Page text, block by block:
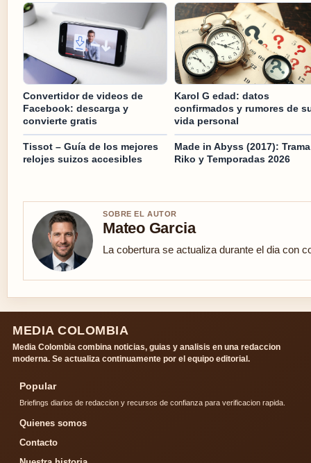
Convertidor de videos de
Facebook: descarga y
convierte gratis
Karol G edad: datos
confirmados y rumores de
vida personal
Tissot – Guía de los mejores
relojes suizos accesibles
Made in Abyss (2017):
Riko y Temporadas 2026
SOBRE EL AUTOR
Mateo Garcia
La cobertura se actualiza durante el dia con
MEDIA COLOMBIA
Media Colombia combina noticias, guias y analisis en una redaccion
moderna. Se actualiza continuamente por el equipo editorial.
Popular
Briefings diarios de redaccion y recursos de confianza para verificacion rapida.
Quienes somos
Contacto